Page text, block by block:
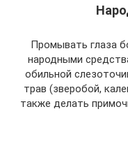
Промывать глаза
народными
обильной
трав (зверобой,
также делать